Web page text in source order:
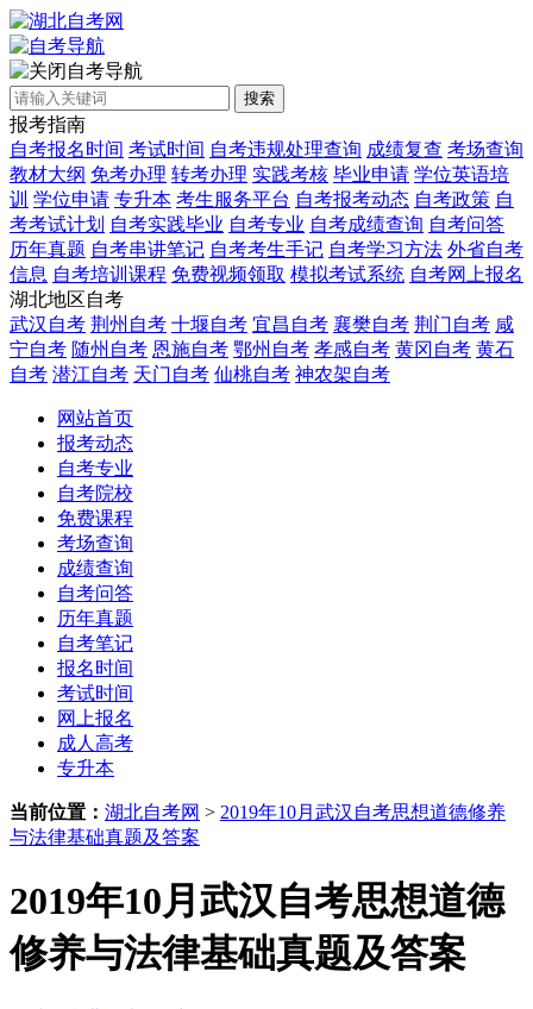
自考导航
搜索
报考指南
自考报名时间 考试时间 自考违规处理查询 成绩复查 考场查询
教材大纲 免考办理 转考办理 实践考核 毕业申请 学位英语培
训 学位申请 专升本 考生服务平台 自考报考动态 自考政策 自
考考试计划 自考实践毕业 自考专业 自考成绩查询 自考问答
历年真题 自考串讲笔记 自考考生手记 自考学习方法 外省自考
信息 自考培训课程 免费视频领取 模拟考试系统 自考网上报名
湖北地区自考
武汉自考 荆州自考 十堰自考 宜昌自考 襄樊自考 荆门自考 咸
宁自考 随州自考 恩施自考 鄂州自考 孝感自考 黄冈自考 黄石
自考 潜江自考 天门自考 仙桃自考 神农架自考
网站首页
报考动态
自考专业
自考院校
免费课程
考场查询
成绩查询
自考问答
历年真题
自考笔记
报名时间
考试时间
网上报名
成人高考
专升本
当前位置： 湖北自考网 > 2019年10月武汉自考思想道德修养
与法律基础真题及答案
2019年10月武汉自考思想道德
修养与法律基础真题及答案